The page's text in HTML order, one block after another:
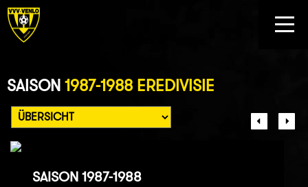
SAISON 1987-1988 EREDIVISIE
SAISON 1987-1988